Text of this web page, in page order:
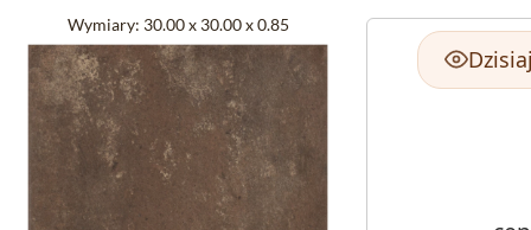
Wymiary: 30.00 x 30.00 x 0.85